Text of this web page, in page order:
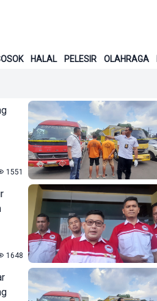
HALAL PELESIR OLAHRAGA
1551
1648